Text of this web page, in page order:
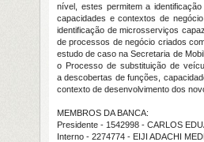
nível, estes permitem a
capacidades e contextos de
identificação de microsserviços
de processos de negócio criados
estudo de caso na Secretaria de
o Processo de substituição de
a descobertas de funções,
contexto de desenvolvimento dos
MEMBROS DA BANCA:
Presidente - 1542998 - CARLOS
Interno - 2274774 - EIJI ADACHI